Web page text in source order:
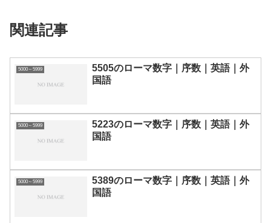
関連記事
5000～5999
5505のローマ数字｜序数｜英語｜外
国語
5000～5999
5223のローマ数字｜序数｜英語｜外
国語
5000～5999
5389のローマ数字｜序数｜英語｜外
国語